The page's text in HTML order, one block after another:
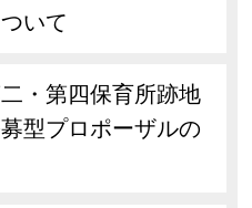
いて
・第四保育所跡地
型プロポーザルの